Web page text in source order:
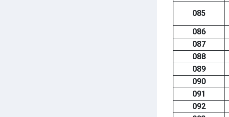
085
086
087
088
089
090
091
092